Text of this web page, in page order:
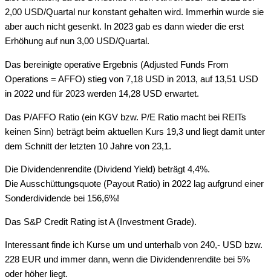
2,00 USD/Quartal nur konstant gehalten wird. Immerhin wurde sie
aber auch nicht gesenkt. In 2023 gab es dann wieder die erst
Erhöhung auf nun 3,00 USD/Quartal.
Das bereinigte operative Ergebnis (Adjusted Funds From
Operations = AFFO) stieg von 7,18 USD in 2013, auf 13,51 USD
in 2022 und für 2023 werden 14,28 USD erwartet.
Das P/AFFO Ratio (ein KGV bzw. P/E Ratio macht bei REITs
keinen Sinn) beträgt beim aktuellen Kurs 19,3 und liegt damit unter
dem Schnitt der letzten 10 Jahre von 23,1.
Die Dividendenrendite (Dividend Yield) beträgt 4,4%.
Die Ausschüttungsquote (Payout Ratio) in 2022 lag aufgrund einer
Sonderdividende bei 156,6%!
Das S&P Credit Rating ist A (Investment Grade).
Interessant finde ich Kurse um und unterhalb von 240,- USD bzw.
228 EUR und immer dann, wenn die Dividendenrendite bei 5%
oder höher liegt.